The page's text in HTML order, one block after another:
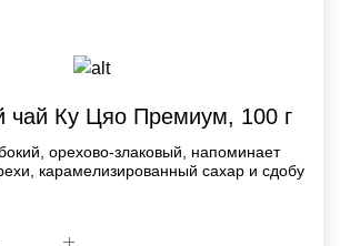
чай Ку Цяо Премиум, 100 г
орехово-злаковый, напоминает
карамелизированный сахар и сдобу